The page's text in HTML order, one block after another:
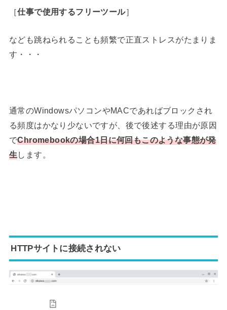
［仕事で使用するフリーツール］
なども跳ねられることも頻繁で正直ストレスがたまりま
す・・・
通常のWindowsパソコンやMACであればブロックされ
る頻度はかなり少ないですが、後で後述する理由が原因
でChromebookの場合1日に何回もこのような事態が発
生します。
HTTPサイトに接続されない